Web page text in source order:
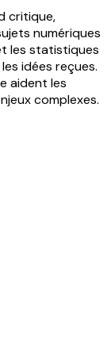
critique,
numériques
les statistiques
idées reçues.
aident les
complexes.